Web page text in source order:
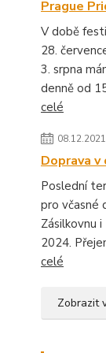
Prague
V době
28.
3. srpna
denně od
celé
08.12.2021
Doprava
Poslední
pro včasné
Zásilkovnu
2024.
celé
Zobrazit